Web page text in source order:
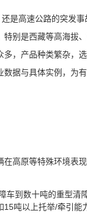
是高速公路的突发事
别是西藏等高海拔
，产品种类繁杂，
据与具体实例，为
高原等特殊环境表
车到数十吨的重型清
15吨以上托举/牵引能